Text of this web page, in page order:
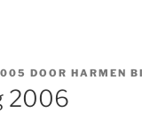
DOOR HARMEN
2006